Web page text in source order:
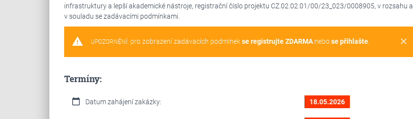
infrastruktury a lepší akademické nástroje, registrační číslo projektu CZ.02.02.01/00/23_023/0008905, v rozsahu a
v souladu se zadávacími podmínkami.
warning clear
UPOZORNĚNÍ: pro zobrazení zadávacích podmínekse registrujte ZDARMAnebose přihlašte.
Termíny:
calendar_today Datum zahájení zakázky: 18.05.2026